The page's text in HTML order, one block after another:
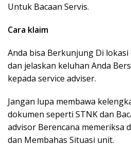
Untuk Bacaan Servis.
Cara klaim
Anda bisa Berkunjung Di lokasi
dan jelaskan keluhan Anda
kepada service adviser.
Jangan lupa membawa
dokumen seperti STNK dan
advisor Berencana memeriksa
dan Membahas Situasi unit.